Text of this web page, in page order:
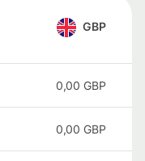
GBP
0,00 GBP
0,00 GBP